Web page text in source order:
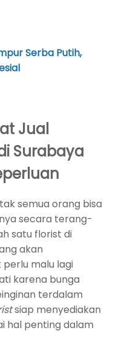
Serba Putih,
Jual
Surabaya
semua orang bisa
secara terang-
satu florist di
akan
perlu malu lagi
karena bunga
terdalam
siap menyediakan
hal penting dalam